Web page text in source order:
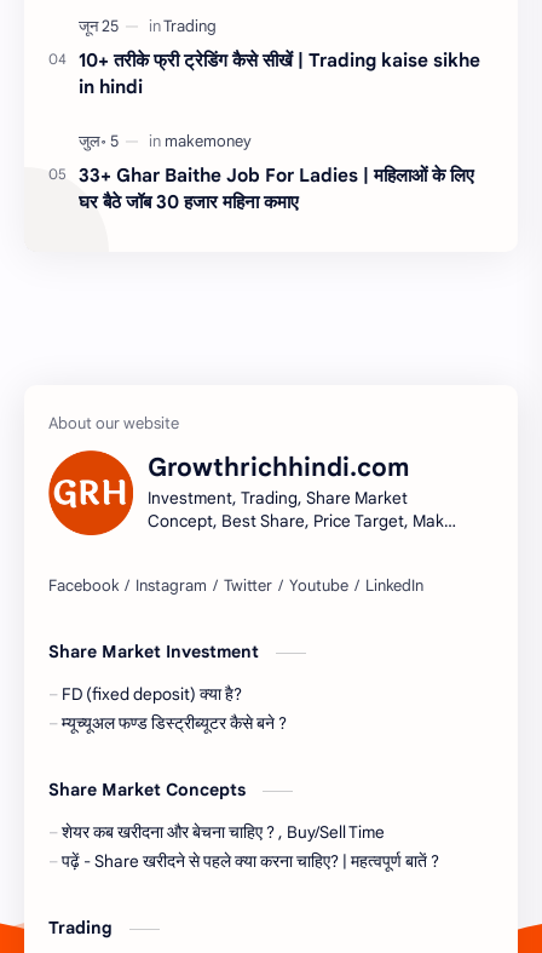
10+ तरीके फ्री ट्रेडिंग कैसे सीखें | Trading kaise sikhe
in hindi
33+ Ghar Baithe Job For Ladies | महिलाओं के लिए
घर बैठे जॉब 30 हजार महिना कमाए
Growthrichhindi.com
Investment, Trading, Share Market
Concept, Best Share, Price Target, Make
Share Market Investment
FD (fixed deposit) क्या है?
म्यूच्यूअल फण्ड डिस्ट्रीब्यूटर कैसे बने ?
Share Market Concepts
शेयर कब खरीदना और बेचना चाहिए ? , Buy/Sell Time
पढ़ें - Share खरीदने से पहले क्या करना चाहिए? | महत्वपूर्ण बातें ?
Trading